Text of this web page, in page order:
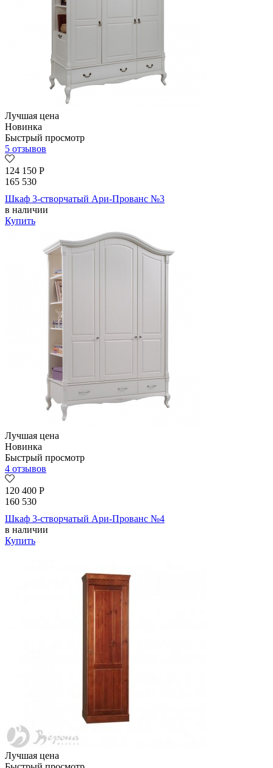
Лучшая цена
Новинка
Быстрый просмотр
5 отзывов
124 150 Р
165 530
Шкаф 3-створчатый Ари-Прованс №3
в наличии
Купить
Лучшая цена
Новинка
Быстрый просмотр
4 отзывов
120 400 Р
160 530
Шкаф 3-створчатый Ари-Прованс №4
в наличии
Купить
Лучшая цена